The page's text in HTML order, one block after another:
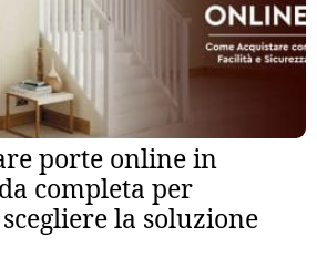
porte online in
completa per
la soluzione